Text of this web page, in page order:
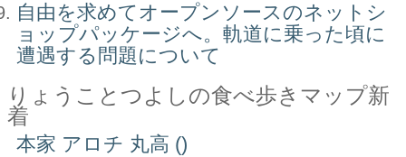
自由を求めてオープンソースのネットシ
ョップパッケージへ。軌道に乗った頃に
遭遇する問題について
りょうことつよしの食べ歩きマップ新
着
本家 アロチ 丸高 ()